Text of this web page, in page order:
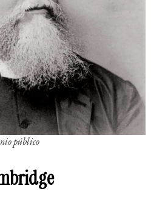
público